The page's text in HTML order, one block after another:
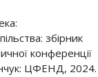
збірник
конференції
ЦФЕНД, 2024.